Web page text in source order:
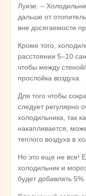
Луизе. –
дальше от
вне досягаемости
Кроме того,
расстоянии 5–10
чтобы между
прослойка воздуха.
Для того чтобы
следует регулярно
холодильника, так
накапливается,
теплого воздуха в
Но это еще не все!
холодильник и
будет добавлять